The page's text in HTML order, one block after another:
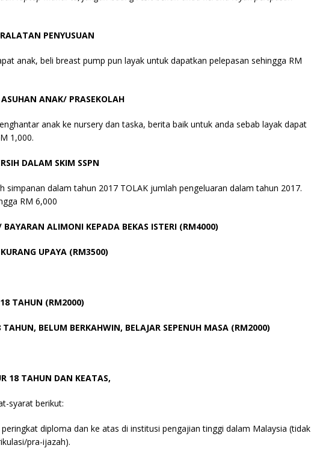
PENYUSUAN
anak, beli breast pump pun layak untuk dapatkan pelepasan sehingga RM
ANAK/ PRASEKOLAH
anak ke nursery dan taska, berita baik untuk anda sebab layak dapat
1,000.
DALAM SKIM SSPN
simpanan dalam tahun 2017 TOLAK jumlah pengeluaran dalam tahun 2017.
RM 6,000
BAYARAN ALIMONI KEPADA BEKAS ISTERI (RM4000)
UPAYA (RM3500)
TAHUN (RM2000)
BELUM BERKAHWIN, BELAJAR SEPENUH MASA (RM2000)
18 TAHUN DAN KEATAS,
syarat berikut:
diploma dan ke atas di institusi pengajian tinggi dalam Malaysia (tidak
pra-ijazah).